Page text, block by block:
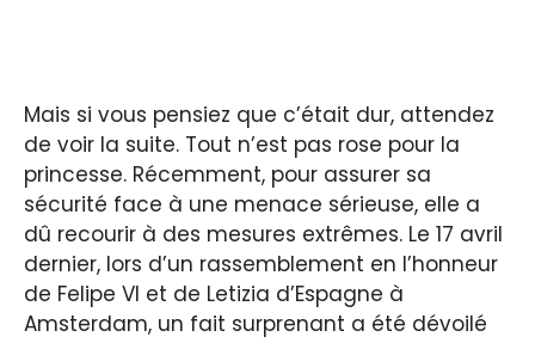
Mais si vous pensiez que c’était dur, attendez
de voir la suite. Tout n’est pas rose pour la
princesse. Récemment, pour assurer sa
sécurité face à une menace sérieuse, elle a
dû recourir à des mesures extrêmes. Le 17 avril
dernier, lors d’un rassemblement en l’honneur
de Felipe VI et de Letizia d’Espagne à
Amsterdam, un fait surprenant a été dévoilé